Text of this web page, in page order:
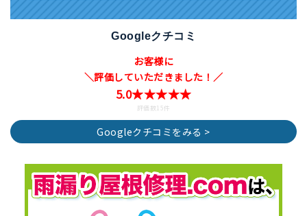
Googleクチコミ
お客様に
＼評価していただきました！／
5.0★★★★★
評価数15件
Googleクチコミをみる >